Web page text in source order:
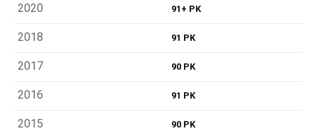
2020 91+ PK
2018 91 PK
2017 90 PK
2016 91 PK
2015 90 PK